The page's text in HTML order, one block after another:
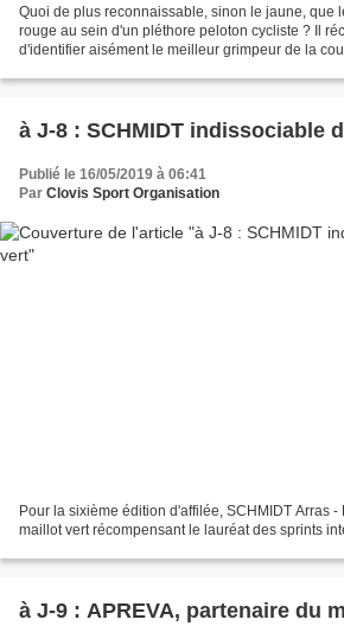
Quoi de plus reconnaissable, sinon le jaune, que
rouge au sein d'un pléthore peloton cycliste ? Il
d'identifier aisément le meilleur grimpeur de la
à J-8 : SCHMIDT indissociable
Publié le 16/05/2019 à 06:41
Par Clovis Sport Organisation
Pour la sixième édition d'affilée, SCHMIDT Arras
maillot vert récompensant le lauréat des sprints
à J-9 : APREVA, partenaire du